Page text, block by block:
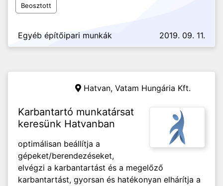
Beosztott
Egyéb építőipari munkák 2019. 09. 11.
Hatvan, Vatam Hungária Kft.
Karbantartó munkatársat
keresünk Hatvanban
optimálisan beállítja a
gépeket/berendezéseket,
elvégzi a karbantartást és a megelőző
karbantartást, gyorsan és hatékonyan elhárítja a